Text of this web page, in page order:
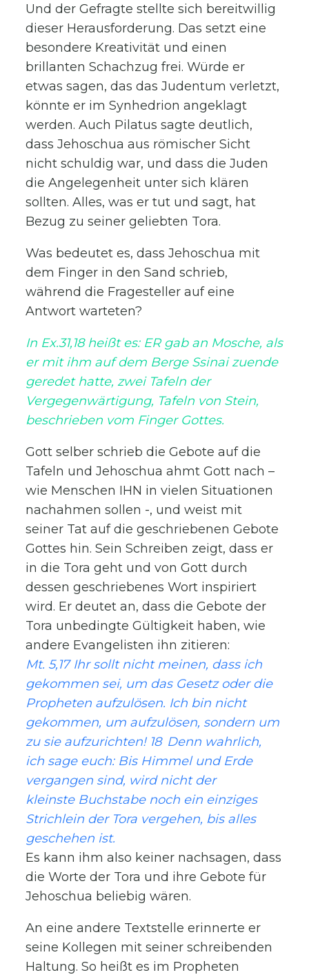
Und der Gefragte stellte sich bereitwillig
dieser Herausforderung. Das setzt eine
besondere Kreativität und einen
brillanten Schachzug frei. Würde er
etwas sagen, das das Judentum verletzt,
könnte er im Synhedrion angeklagt
werden. Auch Pilatus sagte deutlich,
dass Jehoschua aus römischer Sicht
nicht schuldig war, und dass die Juden
die Angelegenheit unter sich klären
sollten. Alles, was er tut und sagt, hat
Bezug zu seiner geliebten Tora.
Was bedeutet es, dass Jehoschua mit
dem Finger in den Sand schrieb,
während die Fragesteller auf eine
Antwort warteten?
In Ex.31,18 heißt es: ER gab an Mosche, als
er mit ihm auf dem Berge Ssinai zuende
geredet hatte, zwei Tafeln der
Vergegenwärtigung, Tafeln von Stein,
beschrieben vom Finger Gottes.
Gott selber schrieb die Gebote auf die
Tafeln und Jehoschua ahmt Gott nach –
wie Menschen IHN in vielen Situationen
nachahmen sollen -, und weist mit
seiner Tat auf die geschriebenen Gebote
Gottes hin. Sein Schreiben zeigt, dass er
in die Tora geht und von Gott durch
dessen geschriebenes Wort inspiriert
wird. Er deutet an, dass die Gebote der
Tora unbedingte Gültigkeit haben, wie
andere Evangelisten ihn zitieren:
Mt. 5,17 Ihr sollt nicht meinen, dass ich
gekommen sei, um das Gesetz oder die
Propheten aufzulösen. Ich bin nicht
gekommen, um aufzulösen, sondern um
zu sie aufzurichten! 18 Denn wahrlich,
ich sage euch: Bis Himmel und Erde
vergangen sind, wird nicht der
kleinste Buchstabe noch ein einziges
Strichlein der Tora vergehen, bis alles
geschehen ist.
Es kann ihm also keiner nachsagen, dass
die Worte der Tora und ihre Gebote für
Jehoschua beliebig wären.
An eine andere Textstelle erinnerte er
seine Kollegen mit seiner schreibenden
Haltung. So heißt es im Propheten